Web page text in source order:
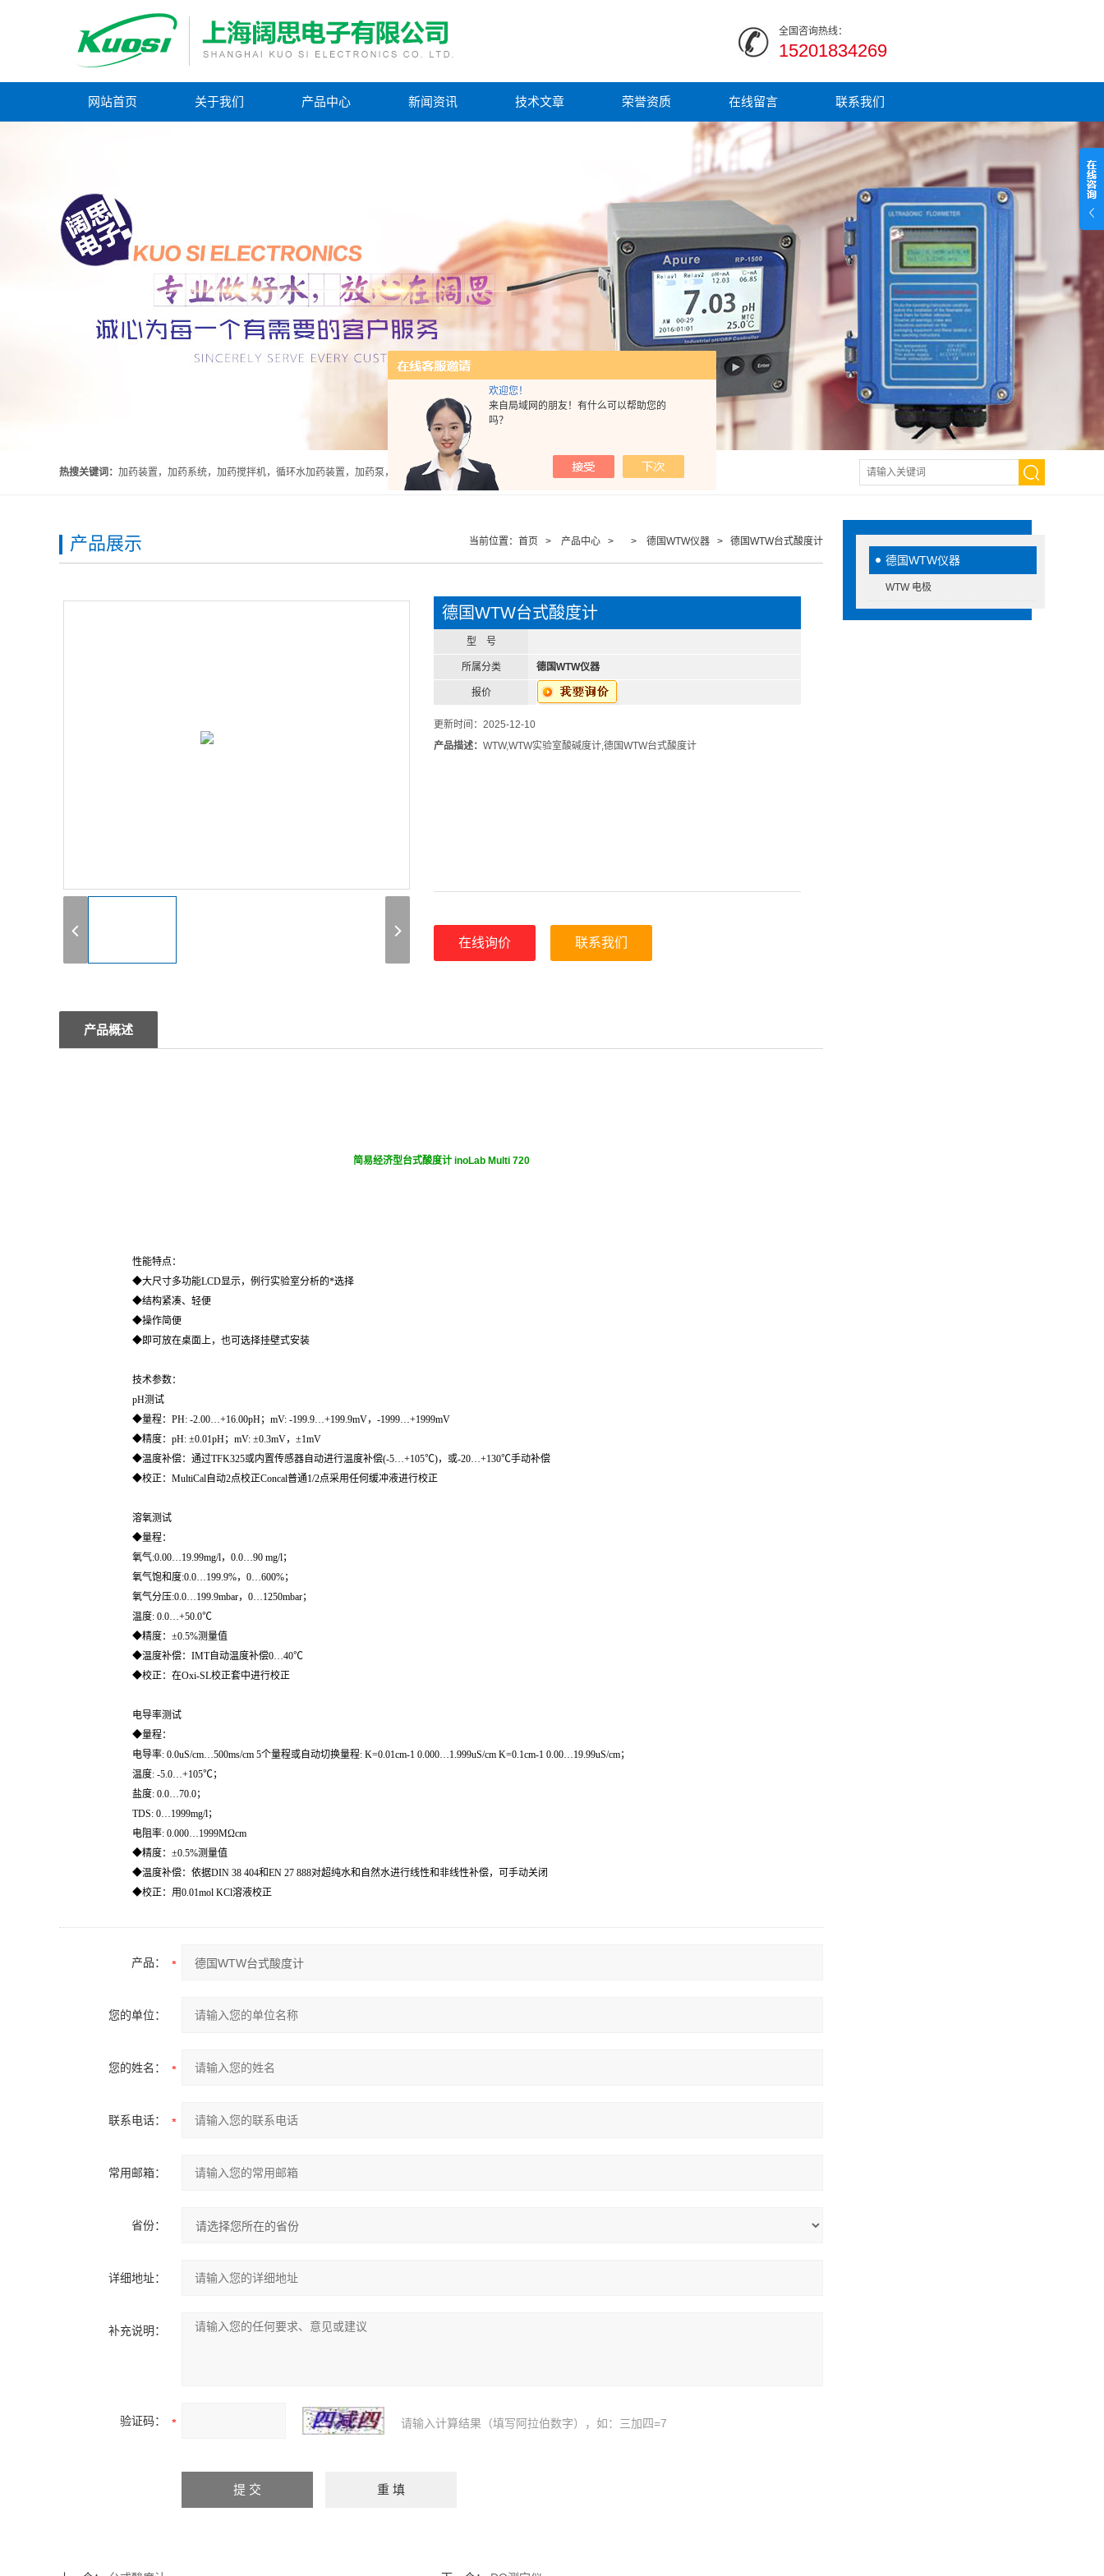
欢迎您！
来自局域网的朋友！有什么可以帮助您的
吗？
全国咨询热线：
15201834269
网站首页 关于我们 产品中心 新闻资讯 技术文章 荣誉资质 在线留言 联系我们
热搜关键词： 加药装置，加药系统，加药搅拌机，循环水加药装置，加药泵，计量泵，气动隔膜泵，PH计，酸度计 |
德国WTW仪器
WTW 电极
当前位置： 首页 > 产品中心 > > 德国WTW仪器 > 德国WTW台式酸度计
产品展示
德国WTW台式酸度计
型 号
所属分类 德国WTW仪器
报价
更新时间：2025-12-10
产品描述：WTW,WTW实验室酸碱度计,德国WTW台式酸度计
在线询价 联系我们
产品概述
简易经济型台式酸度计 inoLab Multi 720
性能特点：
◆大尺寸多功能LCD显示，例行实验室分析的*选择
◆结构紧凑、轻便
◆操作简便
◆即可放在桌面上，也可选择挂壁式安装
技术参数：
pH测试
◆量程：PH: -2.00…+16.00pH；mV: -199.9…+199.9mV，-1999…+1999mV
◆精度：pH: ±0.01pH；mV: ±0.3mV，±1mV
◆温度补偿：通过TFK325或内置传感器自动进行温度补偿(-5…+105℃)，或-20…+130℃手动补偿
◆校正：MultiCal自动2点校正Concal普通1/2点采用任何缓冲液进行校正
溶氧测试
◆量程：
氧气:0.00…19.99mg/l，0.0…90 mg/l；
氧气饱和度:0.0…199.9%，0…600%；
氧气分压:0.0…199.9mbar，0…1250mbar；
温度: 0.0…+50.0℃
◆精度：±0.5%测量值
◆温度补偿：IMT自动温度补偿0…40℃
◆校正：在Oxi-SL校正套中进行校正
电导率测试
◆量程：
电导率: 0.0uS/cm…500ms/cm 5个量程或自动切换量程: K=0.01cm-1 0.000…1.999uS/cm K=0.1cm-1 0.00…19.99uS/cm；
温度: -5.0…+105℃；
盐度: 0.0…70.0；
TDS: 0…1999mg/l；
电阻率: 0.000…1999MΩcm
◆精度：±0.5%测量值
◆温度补偿：依据DIN 38 404和EN 27 888对超纯水和自然水进行线性和非线性补偿，可手动关闭
◆校正：用0.01mol KCl溶液校正
产品：
您的单位：
您的姓名：
联系电话：
常用邮箱：
省份：
详细地址：
补充说明：
验证码： 请输入计算结果（填写阿拉伯数字），如：三加四=7